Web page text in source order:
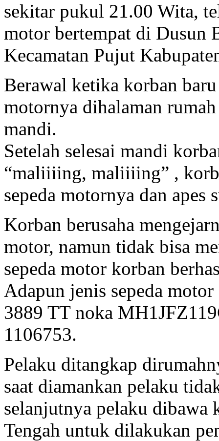
sekitar pukul 21.00 Wita,
motor bertempat di Dusun
Kecamatan Pujut
Berawal ketika korban
motornya dihalaman
mandi.
Setelah selesai mandi
“maliiiing, maliiiing” ,
sepeda motornya dan
Korban berusaha
motor, namun tidak bisa
sepeda motor korban
Adapun jenis sepeda
3889 TT noka
1106753.
Pelaku ditangkap
saat diamankan pelaku
selanjutnya pelaku dibawa
Tengah untuk dilakukan